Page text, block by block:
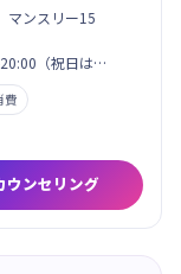
マンスリー15
（祝日は…
費
ウンセリング